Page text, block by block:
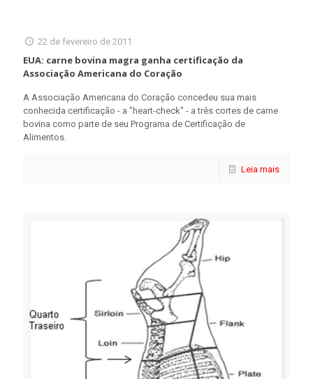
22 de fevereiro de 2011
EUA: carne bovina magra ganha certificação da
Associação Americana do Coração
A Associação Americana do Coração concedeu sua mais
conhecida certificação - a "heart-check" - a três cortes de carne
bovina como parte de seu Programa de Certificação de
Alimentos.
Leia mais